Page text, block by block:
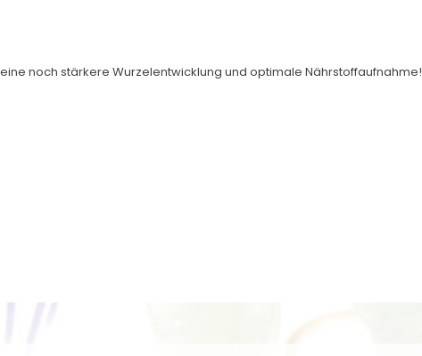
noch stärkere Wurzelentwicklung und optimale Nährstoffaufnahme!